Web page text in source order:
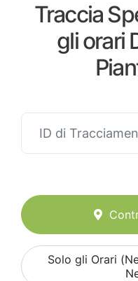
Traccia
gli orari
Solo gli Orari